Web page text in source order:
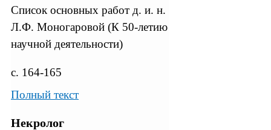
Список основных работ д. и. н.
Л.Ф. Моногаровой (К 50-летию
научной деятельности)
с. 164-165
Полный текст
Некролог